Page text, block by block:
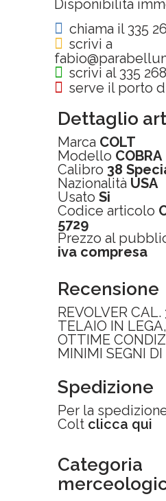
Disponibilità
chiama il 335
scrivi a
scrivi al 335
serve il porto
Dettaglio
Marca COLT
Modello COBRA
Calibro 38
Nazionalità USA
Usato Si
Codice articolo
5729
Prezzo al
iva compresa
Recensione
REVOLVER CAL.
TELAIO IN
OTTIME
MINIMI SEGNI DI
Spedizione
Per la
Colt clicca qui
Categoria